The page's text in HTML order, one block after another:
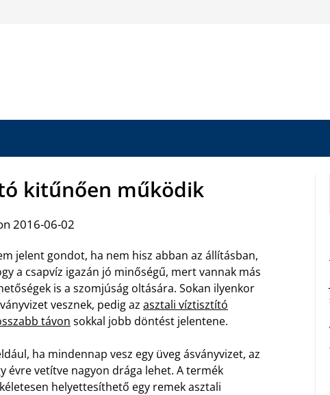
kitűnően működik
2016-06-02
jelent gondot, ha nem hisz abban az állításban,
a csapvíz igazán jó minőségű, mert vannak más
is a szomjúság oltására. Sokan ilyenkor
vesznek, pedig az asztali víztisztító
távon sokkal jobb döntést jelentene.
ha mindennap vesz egy üveg ásványvizet, az
évre vetítve nagyon drága lehet. A termék
helyettesíthető egy remek asztali